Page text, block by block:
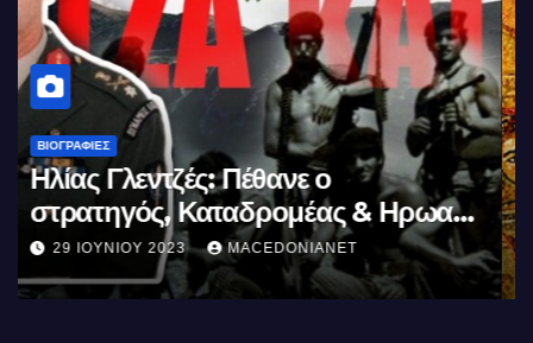
ΒΙΟΓΡΑΦΊΕΣ
Μέγας Αλέξανδρος: Ο μέγιστος των
Ελλήνων
11 ΙΟΥΝΊΟΥ 2023 MACEDONIANET